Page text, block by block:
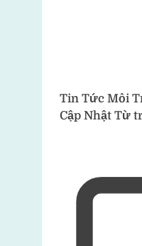
Tin Tức Môi
Cập Nhật Từ